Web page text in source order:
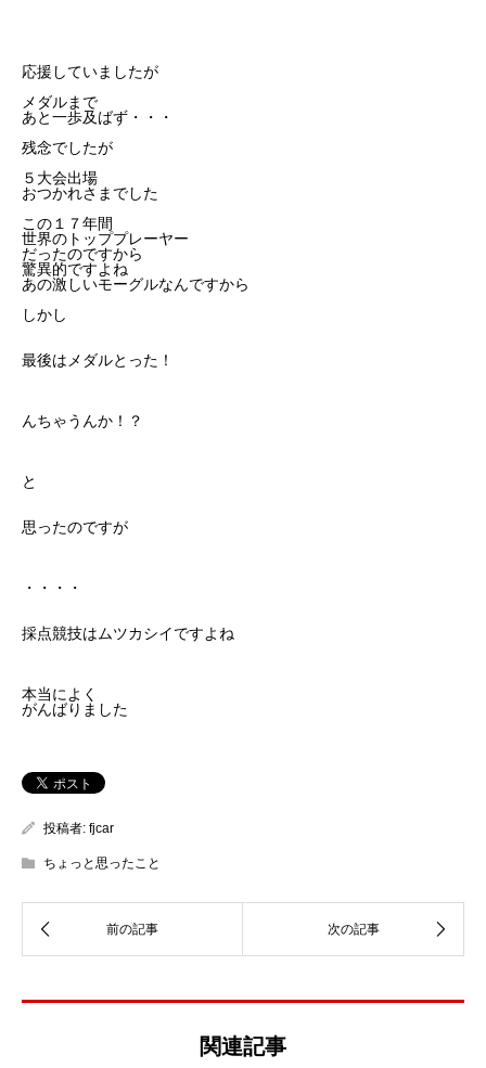
応援していましたが
メダルまで
あと一歩及ばず・・・
残念でしたが
５大会出場
おつかれさまでした
この１７年間
世界のトッププレーヤー
だったのですから
驚異的ですよね
あの激しいモーグルなんですから
しかし
最後はメダルとった！
んちゃうんか！？
と
思ったのですが
・・・・
採点競技はムツカシイですよね
本当によく
がんばりました
投稿者: fjcar
ちょっと思ったこと
関連記事